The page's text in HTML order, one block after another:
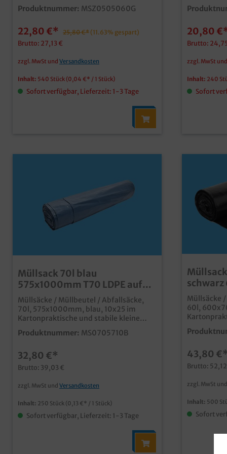
Rolle)günstige aber qualitative
Müllbeutel35l in 500x600mm, ideal für
praktischem Zugband für das schnelle,
hygienische Verschließenpraktische
Lösung in Gewerbe, Facility
Management oder Haushalt
Produktnummer: MSZ0505060G
22,80 €* 25,80 €* (11.63% gespart)
Brutto: 27,13 €
zzgl. MwSt und Versandkosten
Inhalt: 540 Stück (0,04 €* / 1 Stück)
Sofort verfügbar, Lieferzeit: 1-3 Tage
Stück auf
Industrie,
20,80
Brutto:
zzgl. MwSt und
Inhalt: 240
Sofort
Müllsack 70l blau
575x1000mm T70 LDPE auf
Rolle 250St
Müllsäcke / Müllbeutel / Abfallsäcke,
70l, 575x1000mm, blau, 10x25 im
Kartonpraktische und stabile kleine
Müllsäckereißfestes LDPE Typ 70ideal
für Haushalt und
Rollen á 25 Stück
Produktnummer: MS0705710B
32,80 €*
Brutto: 39,03 €
zzgl. MwSt und Versandkosten
Inhalt: 250 Stück (0,13 €* / 1 Stück)
Sofort verfügbar, Lieferzeit: 1-3 Tage
LDPE
Müllsäcke
60l,
für
Rollen á 25
43,80 €*
Brutto:
zzgl. MwSt und
Inhalt: 500
Sofort